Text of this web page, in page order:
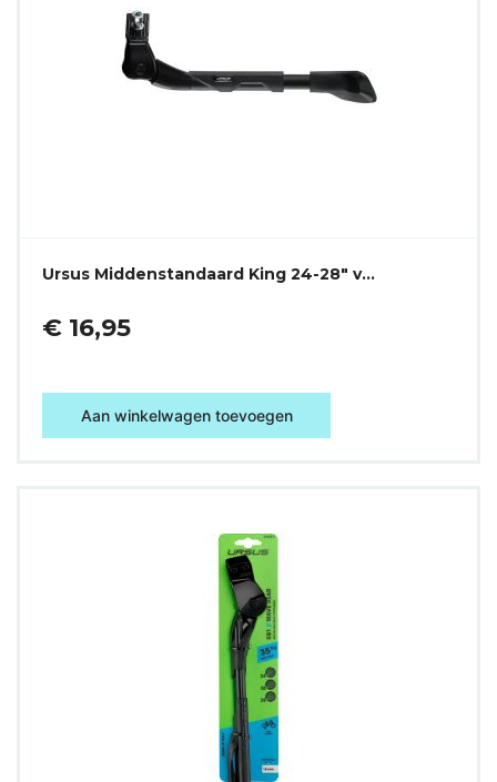
Ursus Middenstandaard King 24-28" v…
€ 16,95
Aan winkelwagen toevoegen